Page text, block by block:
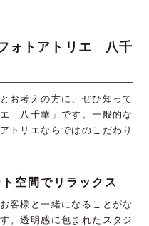
ォトアトリエ 八千
お考えの方に、ぜひ知って
八千華」です。一般的な
トリエならではのこだわり
空間でリラックス
客様と一緒になることがな
。透明感に包まれたスタジ